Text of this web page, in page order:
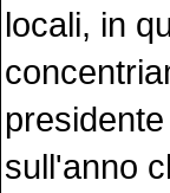
locali, in
sull'anno